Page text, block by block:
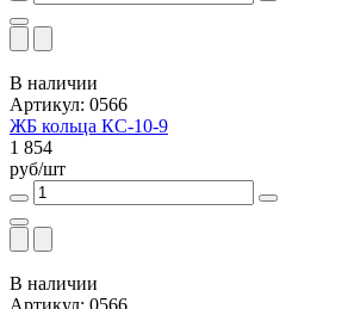
В наличии
Артикул: 0566
ЖБ кольца КС-10-9
1 854
руб/шт
В наличии
Артикул: 0566